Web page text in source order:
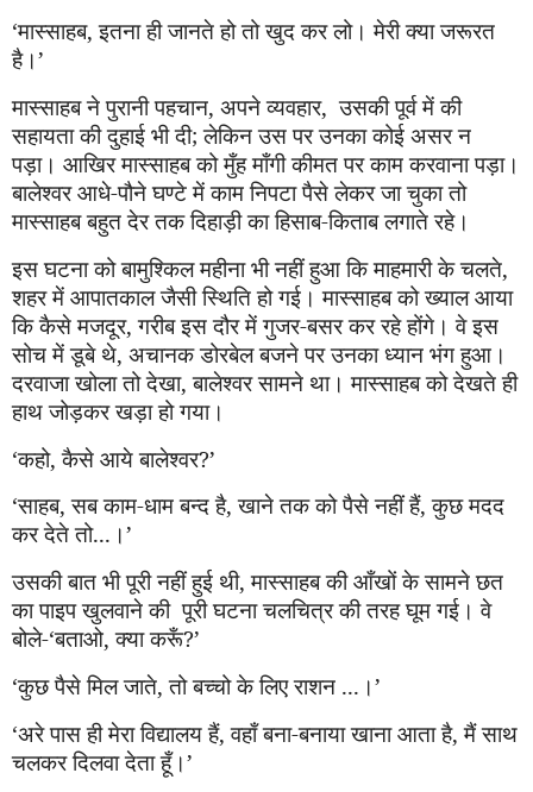
‘मास्साहब,इतना ही जानते हो तो खुद कर लो। मेरी क्या जरूरत
है।’
मास्साहब ने पुरानी पहचान, अपने व्यवहार,उसकी पूर्व में की
सहायता की दुहाई भी दी; लेकिन उस पर उनका कोई असर न
पड़ा। आखिर मास्साहब को मुँह माँगी कीमत पर काम करवाना पड़ा।
बालेश्वर आधे-पौने घण्टे में काम निपटा पैसे लेकर जा चुका तो
मास्साहब बहुत देर तक दिहाड़ी का हिसाब-किताब लगाते रहे।
इस घटना को बामुश्किल महीना भी नहीं हुआ कि माहमारी के चलते,
शहर में आपातकाल जैसी स्थिति हो गई । मास्साहब को ख्याल आया
कि कैसे मजदूर,गरीब इस दौर में गुजर-बसर कर रहे होंगे। वे इस
सोच में डूबे थे, अचानक डोरबेल बजने पर उनका ध्यान भंग हुआ।
दरवाजा खोला तो देखा,बालेश्वर सामने था। मास्साहब को देखते ही
हाथ जोड़कर खड़ा हो गया।
‘कहो,कैसे आये बालेश्वर?’
‘साहब,सब काम-धाम बन्द है,खाने तक को पैसे नहीं हैं,कुछ मदद
कर देते तो...।’
उसकी बात भी पूरी नहीं हुई थी,मास्साहब की आँखों के सामने छत
का पाइप खुलवाने की पूरी घटना चलचित्र की तरह घूम गई । वे
बोले-‘बताओ,क्या करूँ?’
‘कुछ पैसे मिल जाते, तो बच्चो के लिए राशन ...।’
‘अरे पास ही मेरा विद्यालय हैं,वहाँ बना-बनाया खाना आता है,मैं साथ
चलकर दिलवा देता हूँ।’